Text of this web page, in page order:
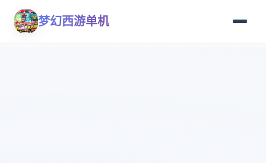
梦幻西游单机